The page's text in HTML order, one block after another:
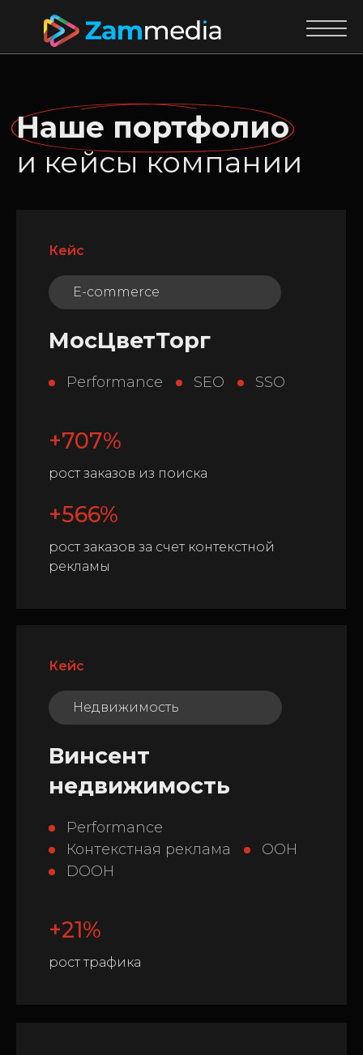
Наше портфолио
и кейсы компании
Кейс
E-commerce
МосЦветТорг
Performance SEO SSO
+707%
рост заказов из поиска
+566%
рост заказов за счет контекстной
рекламы
Кейс
Недвижимость
Винсент
недвижимость
Performance
Контекстная реклама
OOH
DOOH
+21%
рост трафика